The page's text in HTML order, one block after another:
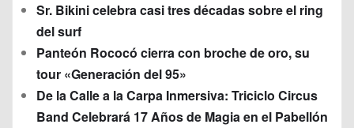
Sr. Bikini celebra casi tres décadas sobre el ring
del surf
Panteón Rococó cierra con broche de oro, su
tour «Generación del 95»
De la Calle a la Carpa Inmersiva: Triciclo Circus
Band Celebrará 17 Años de Magia en el Pabellón